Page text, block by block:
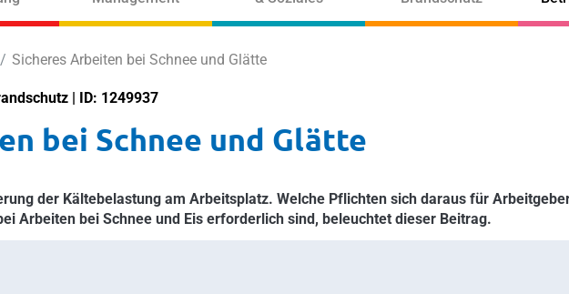
Sicheres Arbeiten bei Schnee und Glätte
| ID: 1249937
bei Schnee und Glätte
der Kältebelastung am Arbeitsplatz. Welche Pflichten sich daraus für
Arbeiten bei Schnee und Eis erforderlich sind, beleuchtet dieser Beitrag.